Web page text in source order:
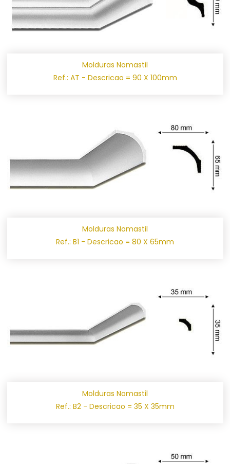
Molduras Nomastil
Ref.: AT - Descricao = 90 X 100mm
Molduras Nomastil
Ref.: B1 - Descricao = 80 X 65mm
Molduras Nomastil
Ref.: B2 - Descricao = 35 X 35mm